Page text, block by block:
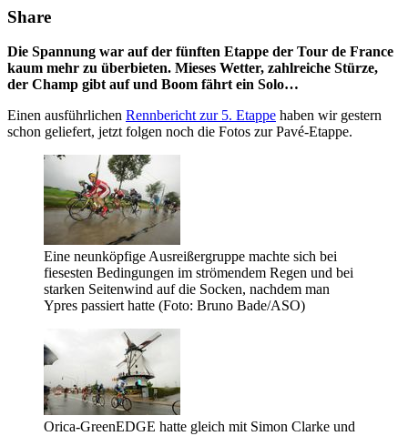
Share
Die Spannung war auf der fünften Etappe der Tour de France
kaum mehr zu überbieten. Mieses Wetter, zahlreiche Stürze,
der Champ gibt auf und Boom fährt ein Solo…
Einen ausführlichen Rennbericht zur 5. Etappe haben wir gestern
schon geliefert, jetzt folgen noch die Fotos zur Pavé-Etappe.
Eine neunköpfige Ausreißergruppe machte sich bei
fiesesten Bedingungen im strömendem Regen und bei
starken Seitenwind auf die Socken, nachdem man
Ypres passiert hatte (Foto: Bruno Bade/ASO)
Orica-GreenEDGE hatte gleich mit Simon Clarke und